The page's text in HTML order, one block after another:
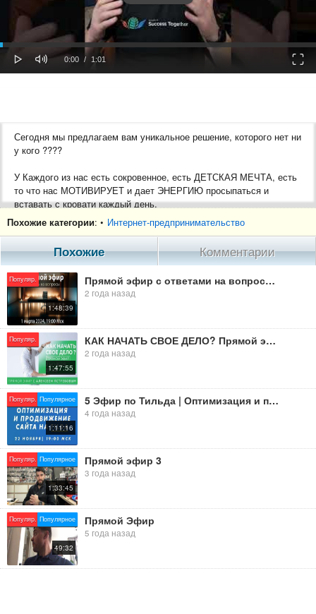
Current
0:00 / Duration
1:01
Сегодня мы предлагаем вам уникальное решение, которого нет ни
у кого ????
У Каждого из нас есть сокровенное, есть ДЕТСКАЯ МЕЧТА, есть
то что нас МОТИВИРУЕТ и дает ЭНЕРГИЮ просыпаться и
вставать с кровати каждый день.
Давайте Вместе сделаем 2024 год одним из самых выдающихся
???? Что Мы Вам предлагаем и Какие плюсы Вы получите:
???? Карьера и бизнес, освоите новую удаленную профессию.
???? Семья и отношения, духовное развитие.
???? Обучение навыкам Интернет-предпринимательства.
???? Здоровье и физическая форма, секреты от профессионалов
индустрии.
???? Финансовая независимость с нашей готовой Франшизой.
???? Все подробности 3 июня, в 17:00 Москвы.
➖ Презентация Бизнеса, спикер, руководитель Академии,
Николай Турушев!
➖ Гость эфира, Сергей Столбов!
???? До встречи: https://ska.st8.tv/guest/
#АкадемияУспехвместе #SuccessTohether #fyr #on #rec #fyp #fipシ
#тренинг #здоровье #деньги #успехвместе #fuel8gift #команда
#Шауро #Россия #Казахстан #Украина #Кыргызстан #Узбекистан
#Беларусь
Похожие категории: • Интернет-предпринимательство
Похожие Комментарии
Популяр.
1:48:39
Прямой эфир с ответами на вопросы (1 марта 2024, 19:00 Мск)
2 года назад
Популяр.
1:47:55
КАК НАЧАТЬ СВОЕ ДЕЛО? Прямой эфир с Алексеем Ястребовым сегодня в 19:00 по МСК.
2 года назад
Популяр. Популярное
1:11:16
5 Эфир по Тильда | Оптимизация и поисковое продвижение сайтов на Тильда | Старт в 19:00 МСК
4 года назад
Популяр. Популярное
1:33:45
Прямой эфир 3
3 года назад
Популяр. Популярное
49:32
Прямой Эфир
5 года назад